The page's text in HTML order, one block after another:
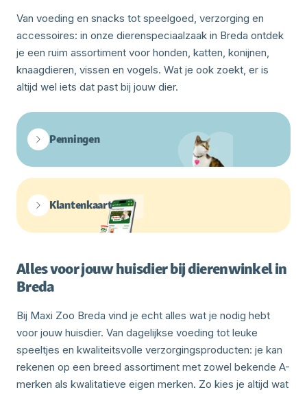
Van voeding en snacks tot speelgoed, verzorging en
accessoires: in onze dierenspeciaalzaak in Breda ontdek
je een ruim assortiment voor honden, katten, konijnen,
knaagdieren, vissen en vogels. Wat je ook zoekt, er is
altijd wel iets dat past bij jouw dier.
Penningen
Klantenkaart
Alles voor jouw huisdier bij dierenwinkel in
Breda
Bij Maxi Zoo Breda vind je echt alles wat je nodig hebt
voor jouw huisdier. Van dagelijkse voeding tot leuke
speeltjes en kwaliteitsvolle verzorgingsproducten: je kan
rekenen op een breed assortiment met zowel bekende A-
merken als kwalitatieve eigen merken. Zo kies je altijd wat